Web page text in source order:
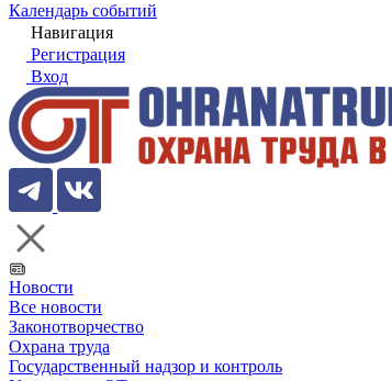
Календарь событий
Навигация
Регистрация
Вход
Новости
Все новости
Законотворчество
Охрана труда
Государственный надзор и контроль